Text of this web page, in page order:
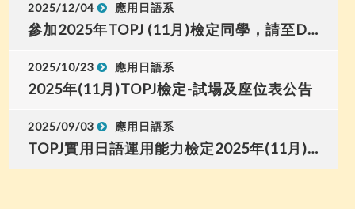
2025/12/04 應用日語系
參加2025年TOPJ (11月)檢定同學，請至D0514-1系辦公室簽領認定書(含成績單)或成績單。
2025/10/23 應用日語系
2025年(11月)TOPJ檢定-試場及座位表公告
2025/09/03 應用日語系
TOPJ實用日語運用能力檢定2025年(11月)考試報名